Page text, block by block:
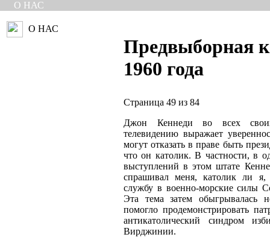
О НАС
О НАС
Предвыборная
1960 года
Страница 49 из 84
Джон Кеннеди во всех
телевидению выражает
могут отказать в праве быть
что он католик. В частности, в
выступлений в этом штате
спрашивал меня, католик ли я,
службу в военно-морские силы
Эта тема затем обыгрывалась
помогло продемонстрировать
антикатолический синдром
Вирджинии.